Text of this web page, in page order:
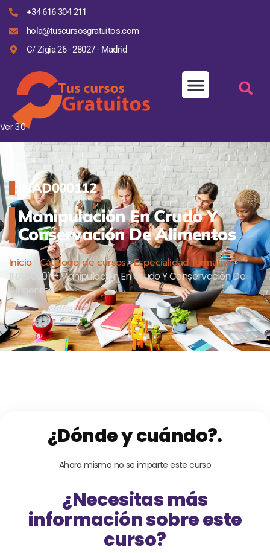
+34 616 304 211
hola@tuscursosgratuitos.com
C/ Zigia 26 - 28027 - Madrid
Ver 3.0
INAD000112
Manipulación En Crudo Y
Conservación De Alimentos
Inicio»Cátalogo de cursos»Especialidad formativa»
INAD0001 – Manipulación En Crudo Y Conservación De
Alimentos
¿Dónde y cuándo?.
Ahora mismo no se imparte este curso
¿Necesitas más
información sobre este
curso?